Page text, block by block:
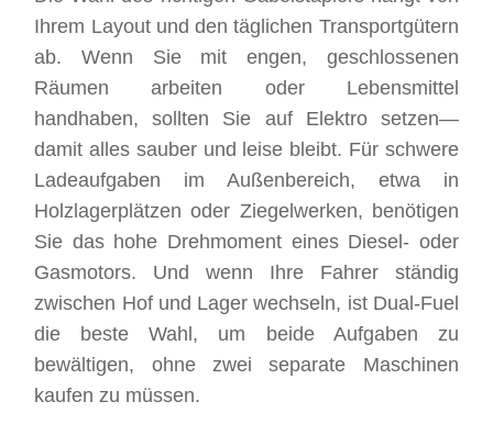
Ihrem Layout und den täglichen Transportgütern
ab. Wenn Sie mit engen, geschlossenen
Räumen arbeiten oder Lebensmittel
handhaben, sollten Sie auf Elektro setzen—
damit alles sauber und leise bleibt. Für schwere
Ladeaufgaben im Außenbereich, etwa in
Holzlagerplätzen oder Ziegelwerken, benötigen
Sie das hohe Drehmoment eines Diesel- oder
Gasmotors. Und wenn Ihre Fahrer ständig
zwischen Hof und Lager wechseln, ist Dual-Fuel
die beste Wahl, um beide Aufgaben zu
bewältigen, ohne zwei separate Maschinen
kaufen zu müssen.